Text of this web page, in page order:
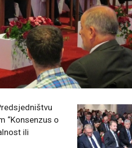
“Konsenzus o
ili